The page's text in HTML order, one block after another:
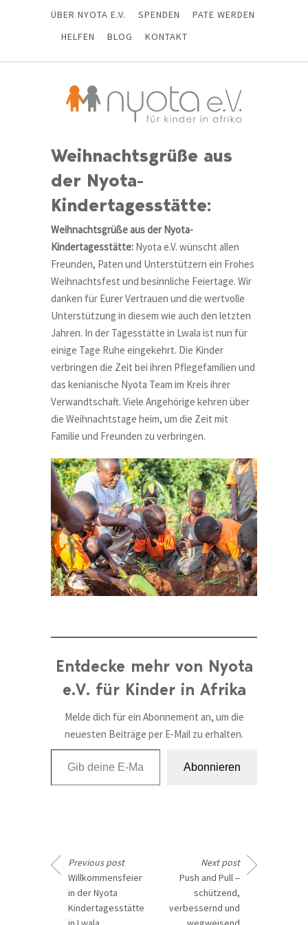
ÜBER NYOTA E.V. SPENDEN
PATE WERDEN
HELFEN
BLOG KONTAKT
Weihnachtsgrüße aus
der Nyota-
Kindertagesstätte:
Weihnachtsgrüße aus der Nyota-
Kindertagesstätte: Nyota e.V. wünscht allen
Freunden, Paten und Unterstützern ein Frohes
Weihnachtsfest und besinnliche Feiertage. Wir
danken für Eurer Vertrauen und die wertvolle
Unterstützung in diesem wie auch den letzten
Jahren. In der Tagesstätte in Lwala ist nun für
einige Tage Ruhe eingekehrt. Die Kinder
verbringen die Zeit bei ihren Pflegefamilien und
das kenianische Nyota Team im Kreis ihrer
Verwandtschaft. Viele Angehörige kehren über
die Weihnachtstage heim, um die Zeit mit
Familie und Freunden zu verbringen.
Entdecke mehr von Nyota
e.V. für Kinder in Afrika
Melde dich für ein Abonnement an, um die
neuesten Beiträge per E-Mail zu erhalten.
Gib deine E-Mail-Adresse ein ...
Abonnieren
Previous post
Willkommensfeier
in der Nyota
Kindertagesstätte
Next post
Push and Pull –
schützend,
verbessernd und